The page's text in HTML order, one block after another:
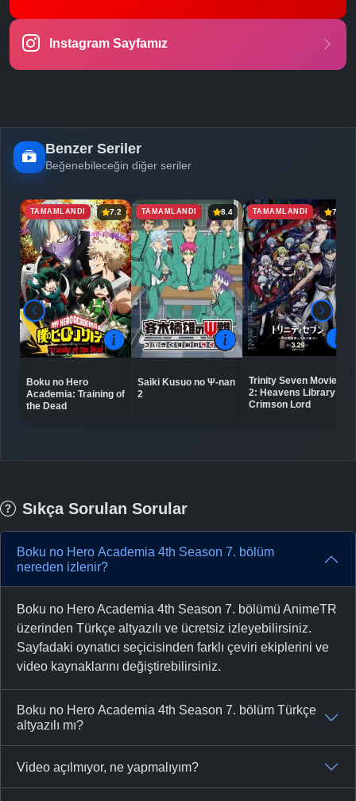
-Bölüm No: 24
Instagram Sayfamız
Benzer Seriler
Beğenebileceğin diğer seriler
TAMAMLANDI 7.2
Boku no Hero
Academia: Training of
the Dead
TAMAMLANDI 8.4
Saiki Kusuo no Ψ-nan
2
TAMAMLANDI 7.3
Trinity Seven Movie
2: Heavens Library to
Crimson Lord
Sıkça Sorulan Sorular
Boku no Hero Academia 4th Season 7. bölüm
nereden izlenir?
Boku no Hero Academia 4th Season 7. bölümü AnimeTR
üzerinden Türkçe altyazılı ve ücretsiz izleyebilirsiniz.
Sayfadaki oynatıcı seçicisinden farklı çeviri ekiplerini ve
video kaynaklarını değiştirebilirsiniz.
Boku no Hero Academia 4th Season 7. bölüm Türkçe
altyazılı mı?
Video açılmıyor, ne yapmalıyım?